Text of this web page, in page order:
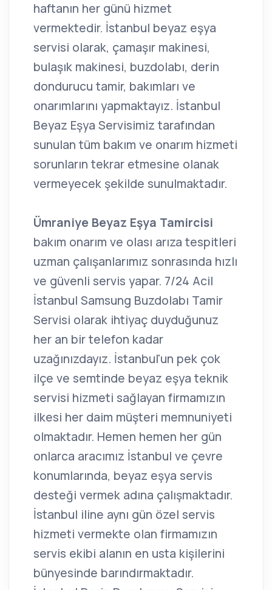
haftanın her günü hizmet
vermektedir. İstanbul beyaz eşya
servisi olarak, çamaşır makinesi,
bulaşık makinesi, buzdolabı, derin
dondurucu tamir, bakımları ve
onarımlarını yapmaktayız. İstanbul
Beyaz Eşya Servisimiz tarafından
sunulan tüm bakım ve onarım hizmeti
sorunların tekrar etmesine olanak
vermeyecek şekilde sunulmaktadır.
Ümraniye Beyaz Eşya Tamircisi
bakım onarım ve olası arıza tespitleri
uzman çalışanlarımız sonrasında hızlı
ve güvenli servis yapar. 7/24 Acil
İstanbul Samsung Buzdolabı Tamir
Servisi olarak ihtiyaç duyduğunuz
her an bir telefon kadar
uzağınızdayız. İstanbul'un pek çok
ilçe ve semtinde beyaz eşya teknik
servisi hizmeti sağlayan firmamızın
ilkesi her daim müşteri memnuniyeti
olmaktadır. Hemen hemen her gün
onlarca aracımız İstanbul ve çevre
konumlarında, beyaz eşya servis
desteği vermek adına çalışmaktadır.
İstanbul iline aynı gün özel servis
hizmeti vermekte olan firmamızın
servis ekibi alanın en usta kişilerini
bünyesinde barındırmaktadır.